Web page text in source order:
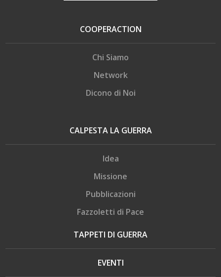
COOPERACTION
Chi Siamo
Network
Dicono di Noi
CALPESTA LA GUERRA
Idea
Missione
Pubblicazioni
Fazzoletti di Pace
TAPPETI DI GUERRA
EVENTI